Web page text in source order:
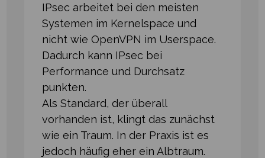
IPsec arbeitet bei den meisten
Systemen im Kernelspace und
nicht wie OpenVPN im Userspace.
Dadurch kann IPsec bei
Performance und Durchsatz
punkten.
Als Standard, der überall
vorhanden ist, klingt das zunächst
wie ein Traum. In der Praxis ist es
jedoch häufig eher ein Albtraum.